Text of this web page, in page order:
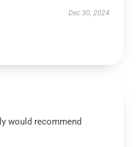
Dec 30, 2024
would recommend